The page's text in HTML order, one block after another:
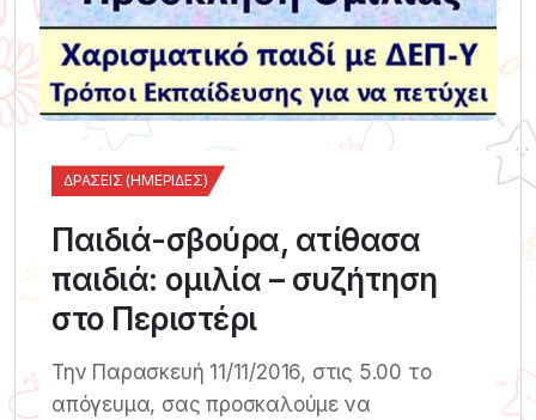
ΔΡΆΣΕΙΣ (ΗΜΕΡΊΔΕΣ)
Παιδιά-σβούρα, ατίθασα
παιδιά: ομιλία – συζήτηση
στο Περιστέρι
Την Παρασκευή 11/11/2016, στις 5.00 το
απόγευμα, σας προσκαλούμε να